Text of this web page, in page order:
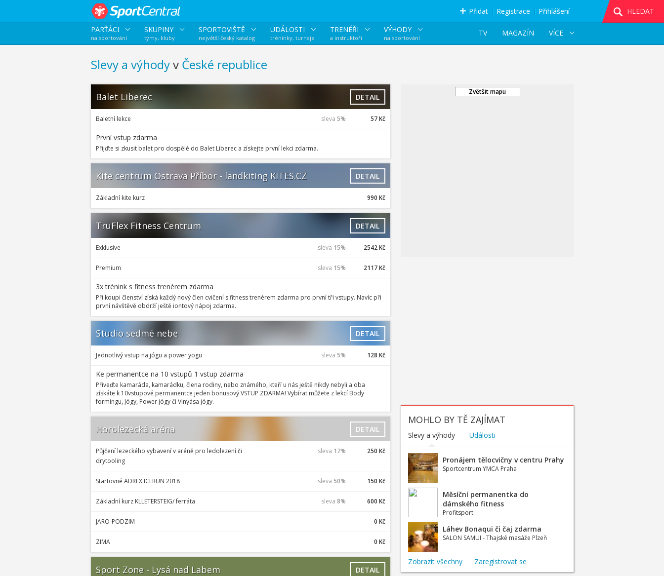
Přidat Registrace Přihlášení
HLEDAT
PARŤÁCI
na sportování
SKUPINY
týmy, kluby
SPORTOVIŠTĚ
největší český katalog
UDÁLOSTI
tréninky, turnaje
TRENÉŘI
a instruktoři
VÝHODY
na sportování
VÍCE
MAGAZÍN
TV
Slevy a výhodyvČeské republice
Balet Liberec DETAIL
Baletní lekce 57 Kč
sleva 5%
První vstup zdarma
Přijďte si zkusit balet pro dospělé do Balet Liberec a získejte první lekci zdarma.
Kite centrum Ostrava Příbor - landkiting KITES.CZ DETAIL
Základní kite kurz 990 Kč
TruFlex Fitness Centrum DETAIL
Exklusive 2542 Kč
sleva 15%
Premium 2117 Kč
sleva 15%
3x trénink s fitness trenérem zdarma
Při koupi členství získá každý nový člen cvičení s fitness trenérem zdarma pro první tři vstupy. Navíc při
první návštěvě obdrží ještě iontový nápoj zdarma.
Studio sedmé nebe DETAIL
Jednotlivý vstup na jógu a power yogu 128 Kč
sleva 5%
Ke permanentce na 10 vstupů 1 vstup zdarma
Přiveďte kamaráda, kamarádku, člena rodiny, nebo známého, kteří u nás ještě nikdy nebyli a oba
získáte k 10vstupové permanentce jeden bonusový VSTUP ZDARMA! Vybírat můžete z lekcí Body
formingu, Jógy, Power jógy či Vinyása jógy.
Horolezecká aréna DETAIL
Půjčení lezeckého vybavení v aréně pro ledolezení či
drytooling
250 Kč
sleva 17%
Startovné ADREX ICERUN 2018 150 Kč
sleva 50%
Základní kurz KLLETERSTEIG/ ferráta 600 Kč
sleva 8%
JARO-PODZIM 0 Kč
ZIMA 0 Kč
Sport Zone - Lysá nad Labem DETAIL
Zvětšit mapu
MOHLO BY TĚ ZAJÍMAT
Slevy a výhody Události
Pronájem tělocvičny v centru Prahy
Sportcentrum YMCA Praha
Měsíční permanentka do
dámského fitness
Profitsport
Láhev Bonaqui či čaj zdarma
SALON SAMUI - Thajské masáže Plzeň
Zobrazit všechny Zaregistrovat se